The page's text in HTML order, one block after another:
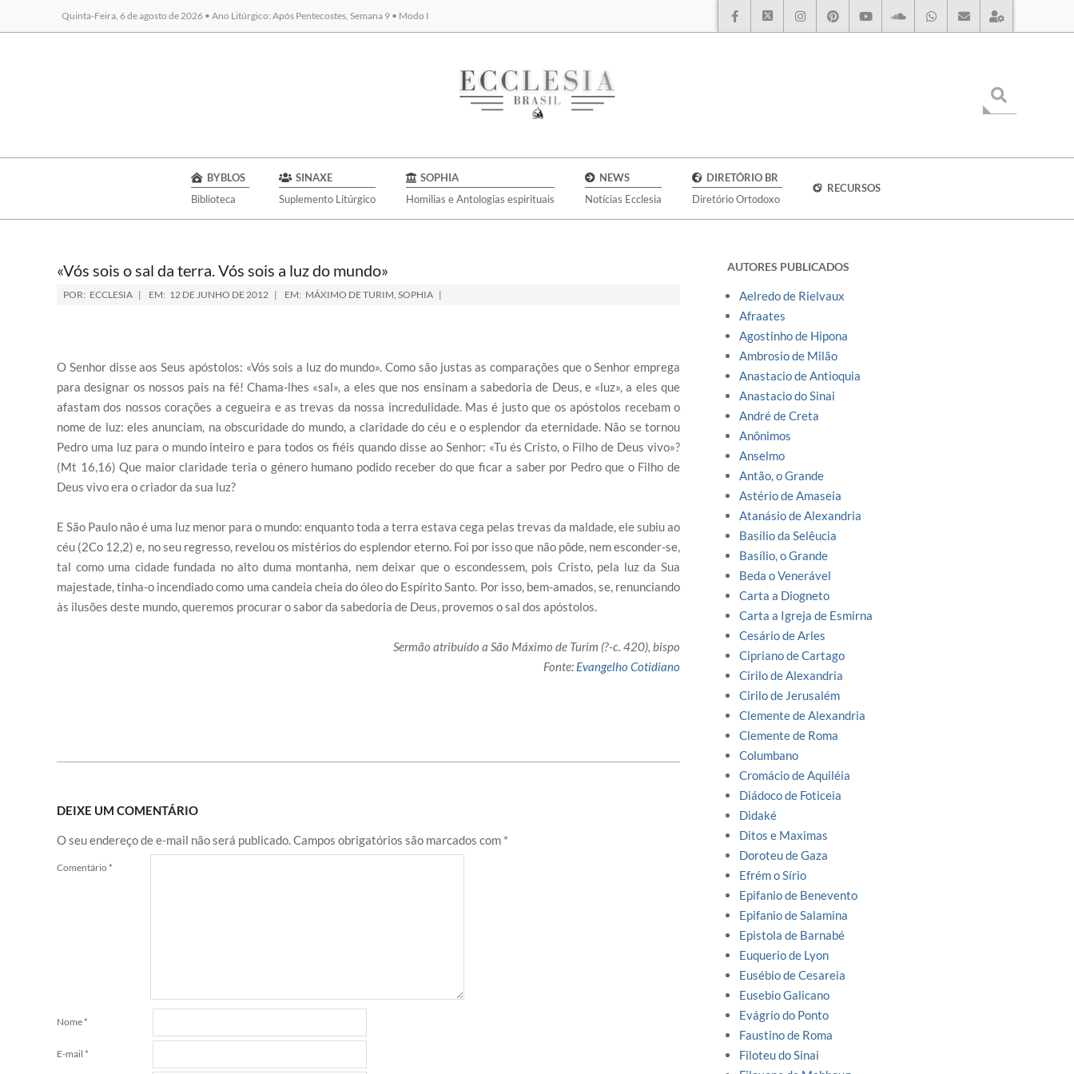
Quinta-Feira, 6 de agosto de 2026 • Ano Litúrgico: Após Pentecostes, Semana 9 • Modo I
BYBLOS
BYBLOS
Biblioteca
SINAXE
Suplemento Litúrgico
SOPHIA
Homilias e Antologias espirituais
NEWS
Notícias Ecclesia
DIRETÓRIO BR
Diretório Ortodoxo
RECURSOS
«Vós sois o sal da terra. Vós sois a luz do mundo»
POR: ECCLESIA EM: 12 DE JUNHO DE 2012 EM: MÁXIMO DE TURIM, SOPHIA
O Senhor disse aos Seus apóstolos: «Vós sois a luz do mundo». Como são justas as comparações que o Senhor emprega
para designar os nossos pais na fé! Chama-lhes «sal», a eles que nos ensinam a sabedoria de Deus, e «luz», a eles que
afastam dos nossos corações a cegueira e as trevas da nossa incredulidade. Mas é justo que os apóstolos recebam o
nome de luz: eles anunciam, na obscuridade do mundo, a claridade do céu e o esplendor da eternidade. Não se tornou
Pedro uma luz para o mundo inteiro e para todos os fiéis quando disse ao Senhor: «Tu és Cristo, o Filho de Deus vivo»?
(Mt 16,16) Que maior claridade teria o género humano podido receber do que ficar a saber por Pedro que o Filho de
Deus vivo era o criador da sua luz?
E São Paulo não é uma luz menor para o mundo: enquanto toda a terra estava cega pelas trevas da maldade, ele subiu ao
céu (2Co 12,2) e, no seu regresso, revelou os mistérios do esplendor eterno. Foi por isso que não pôde, nem esconder-se,
tal como uma cidade fundada no alto duma montanha, nem deixar que o escondessem, pois Cristo, pela luz da Sua
majestade, tinha-o incendiado como uma candeia cheia do óleo do Espírito Santo. Por isso, bem-amados, se, renunciando
às ilusões deste mundo, queremos procurar o sabor da sabedoria de Deus, provemos o sal dos apóstolos.
Sermão atribuído a São Máximo de Turim (?-c. 420), bispo
Fonte: Evangelho Cotidiano
DEIXE UM COMENTÁRIO
O seu endereço de e-mail não será publicado.Campos obrigatórios são marcados com *
Comentário *
Nome *
E-mail *
AUTORES PUBLICADOS
Aelredo de Rielvaux
Afraates
Agostinho de Hipona
Ambrosio de Milão
Anastacio de Antioquia
Anastacio do Sinai
André de Creta
Anônimos
Anselmo
Antão, o Grande
Astério de Amaseia
Atanásio de Alexandria
Basílio da Selêucia
Basílio, o Grande
Beda o Venerável
Carta a Diogneto
Carta a Igreja de Esmirna
Cesário de Arles
Cipriano de Cartago
Cirilo de Alexandria
Cirilo de Jerusalém
Clemente de Alexandria
Clemente de Roma
Columbano
Cromácio de Aquiléia
Diádoco de Foticeia
Didaké
Ditos e Maximas
Doroteu de Gaza
Efrém o Sírio
Epifanio de Benevento
Epifanio de Salamina
Epistola de Barnabé
Euquerio de Lyon
Eusébio de Cesareia
Eusebio Galicano
Evágrio do Ponto
Faustino de Roma
Filoteu do Sinai